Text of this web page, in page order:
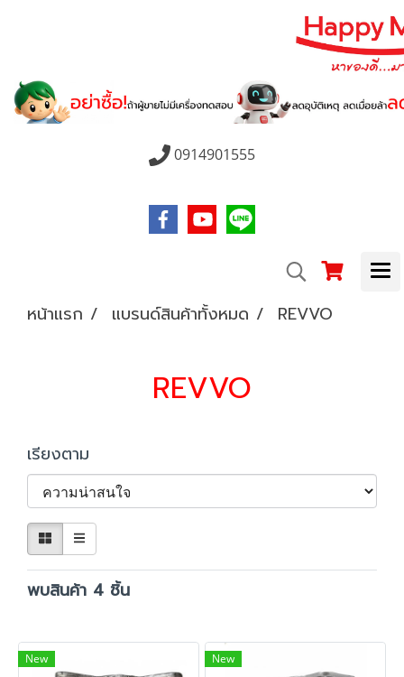
0914901555
หน้าแรก แบรนด์สินค้าทั้งหมด REVVO
REVVO
เรียงตาม
พบสินค้า 4 ชิ้น
New New